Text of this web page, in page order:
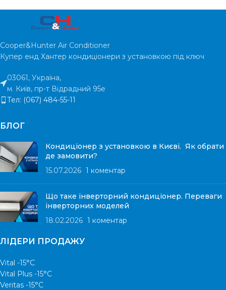
ГАРАНТІЯ
Cooper&Hunter Air Conditioner
Купер енд Хантер кондиціонери з установкою під ключ
03061, Україна,
м. Київ, пр-т Відрадний 95е
Тел: (067) 484-55-11
БЛОГ
Кондиціонер з установкою в Києві. Як обрати
де замовити?
15.07.2026 1 коментар
Що таке інверторний кондиціонер. Переваги
інверторних моделей
18.02.2026 1 коментар
ЛІДЕРИ ПРОДАЖУ
Vital -15°С
Vital Plus -15°C
Veritas -15°С